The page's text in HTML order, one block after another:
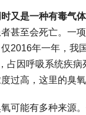
又是一种有毒气体
甚至会死亡。一
2016年一年，我
占因呼吸系统疾
过高，这里的臭氧
可能有多种来源